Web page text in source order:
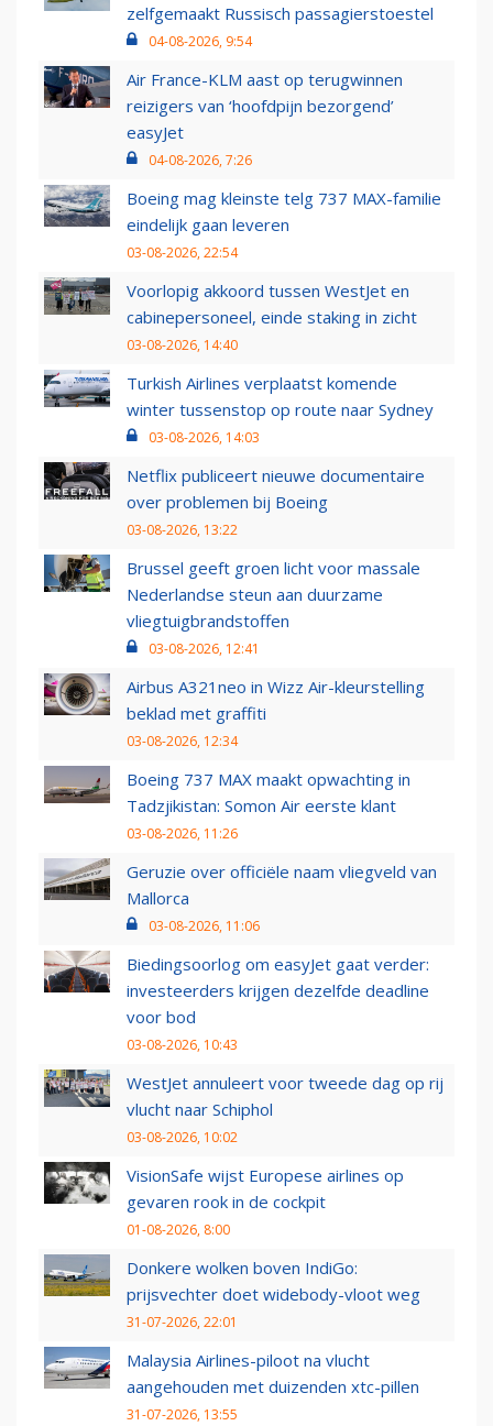
zelfgemaakt Russisch passagierstoestel
04-08-2026, 9:54
Air France-KLM aast op terugwinnen
reizigers van ‘hoofdpijn bezorgend’
easyJet
04-08-2026, 7:26
Boeing mag kleinste telg 737 MAX-familie
eindelijk gaan leveren
03-08-2026, 22:54
Voorlopig akkoord tussen WestJet en
cabinepersoneel, einde staking in zicht
03-08-2026, 14:40
Turkish Airlines verplaatst komende
winter tussenstop op route naar Sydney
03-08-2026, 14:03
Netflix publiceert nieuwe documentaire
over problemen bij Boeing
03-08-2026, 13:22
Brussel geeft groen licht voor massale
Nederlandse steun aan duurzame
vliegtuigbrandstoffen
03-08-2026, 12:41
Airbus A321neo in Wizz Air-kleurstelling
beklad met graffiti
03-08-2026, 12:34
Boeing 737 MAX maakt opwachting in
Tadzjikistan: Somon Air eerste klant
03-08-2026, 11:26
Geruzie over officiële naam vliegveld van
Mallorca
03-08-2026, 11:06
Biedingsoorlog om easyJet gaat verder:
investeerders krijgen dezelfde deadline
voor bod
03-08-2026, 10:43
WestJet annuleert voor tweede dag op rij
vlucht naar Schiphol
03-08-2026, 10:02
VisionSafe wijst Europese airlines op
gevaren rook in de cockpit
01-08-2026, 8:00
Donkere wolken boven IndiGo:
prijsvechter doet widebody-vloot weg
31-07-2026, 22:01
Malaysia Airlines-piloot na vlucht
aangehouden met duizenden xtc-pillen
31-07-2026, 13:55